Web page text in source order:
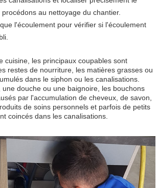
au nettoyage du chantier.
l'écoulement pour vérifier si l'écoulement
cuisine, les principaux coupables sont
restes de nourriture, les matières grasses ou
dans le siphon ou les canalisations.
une douche ou une baignoire, les bouchons
par l'accumulation de cheveux, de savon,
de soins personnels et parfois de petits
coincés dans les canalisations.